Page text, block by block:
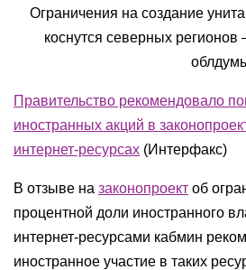
Ограничения на создание
коснутся северных регионов
Правительство рекомендовало
иностранных акций в
интернет-ресурсах (Интерфакс)
В отзыве на законопроект об
процентной доли иностранного
интернет-ресурсами кабмин
иностранное участие в таких